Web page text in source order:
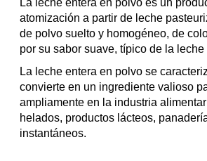
La leche entera en polvo es un
atomización a partir de leche
de polvo suelto y homogéneo, de
por su sabor suave, típico de la
La leche entera en polvo se
convierte en un ingrediente valioso
ampliamente en la industria
helados, productos lácteos,
instantáneos.